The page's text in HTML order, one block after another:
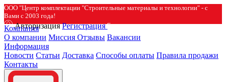
ООО "Центр комплектации "Строительные материалы и технологии" - с
Вами с 2003 года!
Авторизация Регистрация
Компания
О компании Миссия Отзывы Вакансии
Информация
Новости Статьи Доставка Способы оплаты Правила продажи
Контакты